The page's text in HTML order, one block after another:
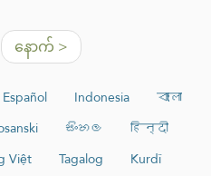
နောက် >
Español Indonesia
বাংলা
සිංහල
हिन्दी
Việt Tagalog
Kurdî